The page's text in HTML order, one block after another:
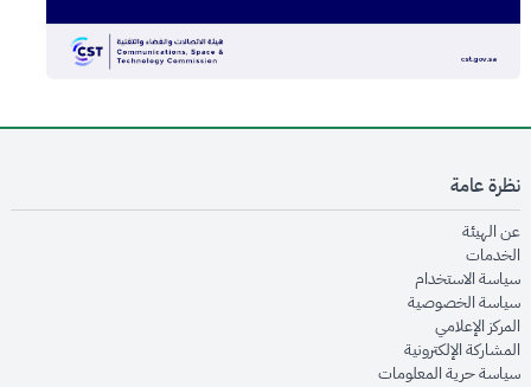
نظرة عامة
عن الهيئةopens in new window
الخدماتopens in new window
سياسة الاستخدام
سياسة الخصوصيةopens in new window
المركز الإعلاميopens in new window
المشاركة الإلكترونيةopens in new window
سياسة حرية المعلوماتopens in new window